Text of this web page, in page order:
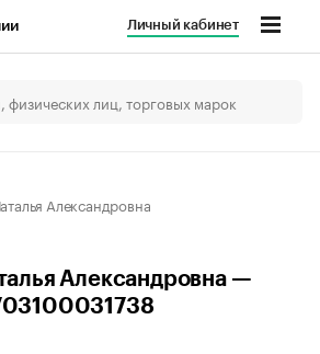
Личный кабинет
Александровна
Александровна —